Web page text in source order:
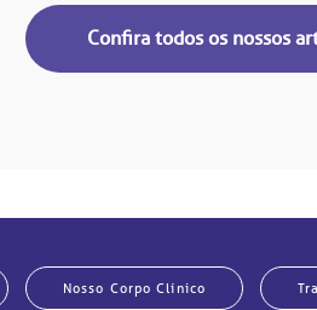
Confira todos os nossos
Nosso Corpo Clínico